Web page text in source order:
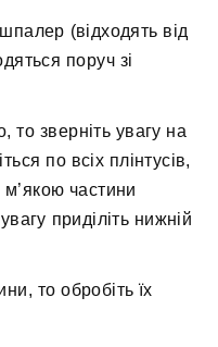
(відходять від
поруч зі
то зверніть увагу на
по всіх плінтусів,
м’якою частини
приділіть нижній
то обробіть їх